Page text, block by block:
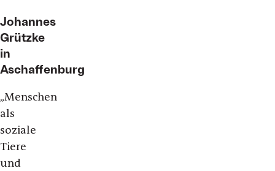
Johannes
Grützke
in
Aschaffenburg
„Menschen
als
soziale
Tiere
und